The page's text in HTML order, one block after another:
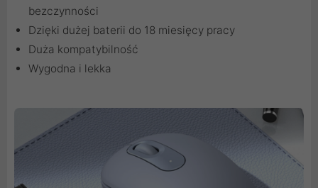
bezczynności
Dzięki dużej baterii do 18 miesięcy pracy
Duża kompatybilność
Wygodna i lekka